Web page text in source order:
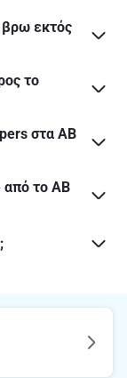
βρω εκτός
το
στα ΑΒ
από το ΑΒ